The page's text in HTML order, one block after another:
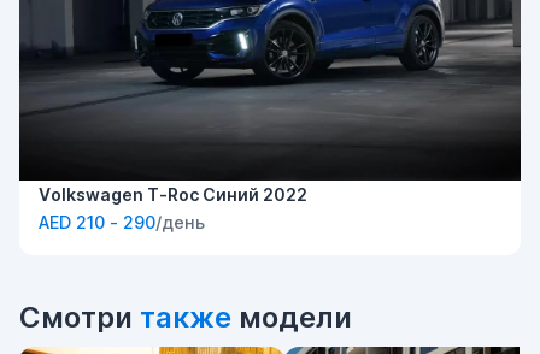
Volkswagen T-Roc Синий 2022
AED 210 - 290/день
Смотри также модели